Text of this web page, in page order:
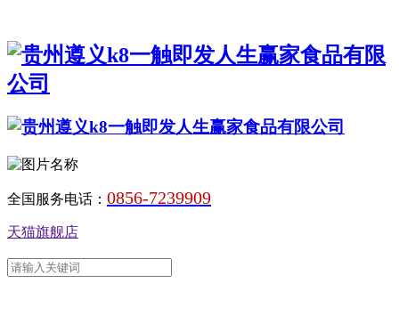
全国服务电话： 0856-7239909
天猫旗舰店